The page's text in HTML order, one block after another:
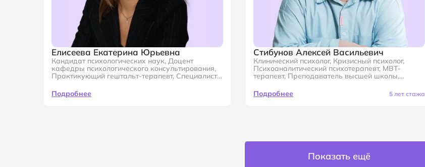
Елисеева Екатерина Юрьевна
Кандидат психологических наук, Доцент
кафедры психологического консультирования,
Практикующий гештальт-терапевт, Специалист в
Подробнее
Стибунов Алексей Васильевич
Клинический психолог, Кризисный психолог,
Психоаналитический психотерапевт, МВТ-
терапевт, Преподаватель высшей школы,
консультирование», Специалист по работе с
пограничной организацией психики и
Подробнее 5 лет стажа
Показать ещё